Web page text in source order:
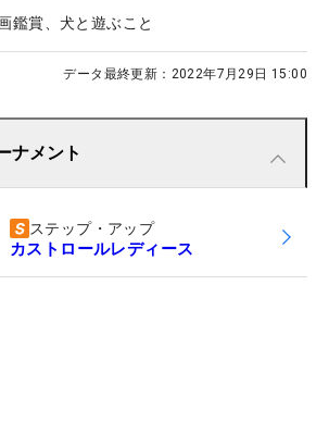
鑑賞、犬と遊ぶこと
データ最終更新： 2022年7月29日 15:00
ナメント
ステップ・アップ
カストロールレディース